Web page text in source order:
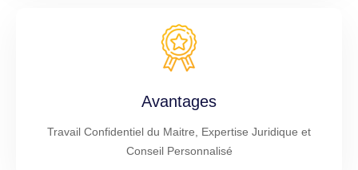
Avantages
Travail Confidentiel du Maitre, Expertise Juridique et
Conseil Personnalisé